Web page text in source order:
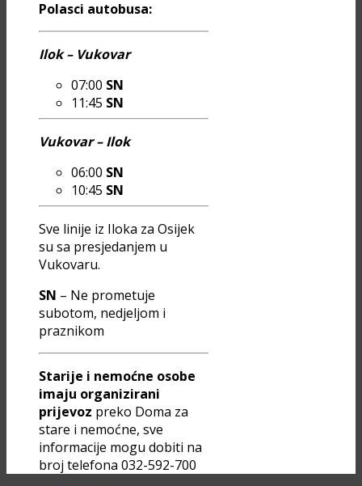
Polasci autobusa:
Ilok – Vukovar
07:00 SN
11:45 SN
Vukovar – Ilok
06:00 SN
10:45 SN
Sve linije iz Iloka za Osijek
su sa presjedanjem u
Vukovaru.
SN – Ne prometuje
subotom, nedjeljom i
praznikom
Starije i nemoćne osobe
imaju organizirani
prijevoz preko Doma za
stare i nemoćne, sve
informacije mogu dobiti na
broj telefona 032-592-700